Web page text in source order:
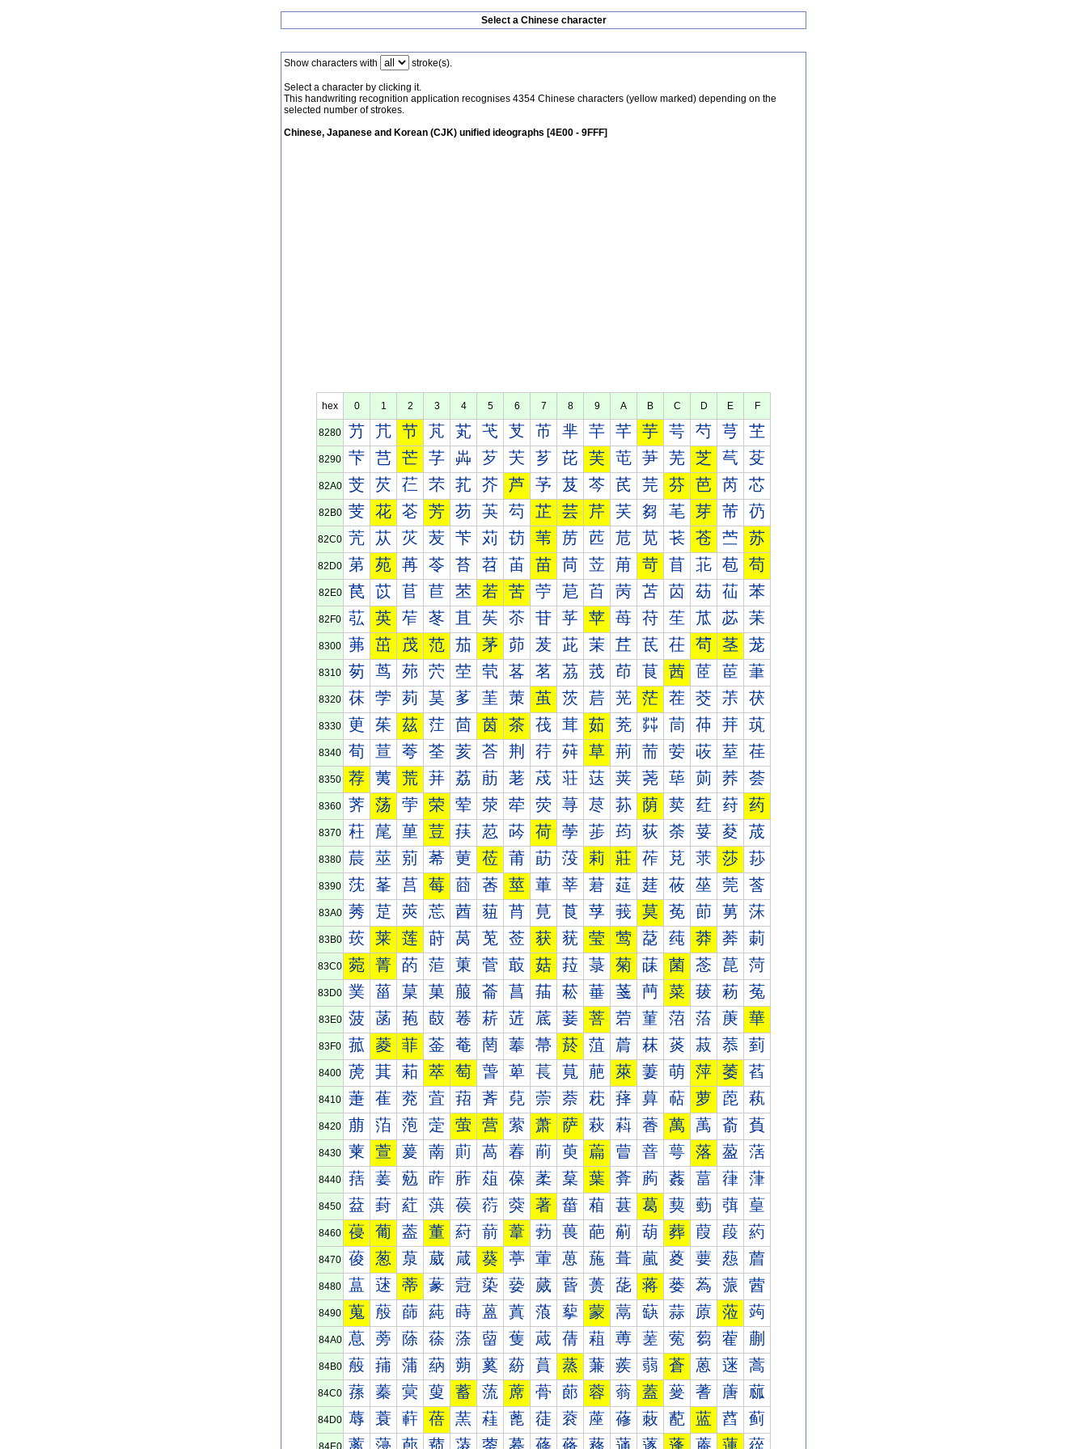
Select a Chinese character
Show characters with stroke(s).
Select a character by clicking it.
This handwriting recognition application recognises 4354 Chinese characters (yellow marked) depending on the
selected number of strokes.
Chinese, Japanese and Korean (CJK) unified ideographs [4E00 - 9FFF]
hex 0 1 2 3 4 5 6 7 8 9 A B C D E F
8280 芀 芁 节 芃 芄 芅 芆 芇 芈 芉 芊 芋 芌 芍 芎 芏
8290 芐 芑 芒 芓 芔 芕 芖 芗 芘 芙 芚 芛 芜 芝 芞 芟
82A0 芠 芡 芢 芣 芤 芥 芦 芧 芨 芩 芪 芫 芬 芭 芮 芯
82B0 芰 花 芲 芳 芴 芵 芶 芷 芸 芹 芺 芻 芼 芽 芾 芿
82C0 苀 苁 苂 苃 苄 苅 苆 苇 苈 苉 苊 苋 苌 苍 苎 苏
82D0 苐 苑 苒 苓 苔 苕 苖 苗 苘 苙 苚 苛 苜 苝 苞 苟
82E0 苠 苡 苢 苣 苤 若 苦 苧 苨 苩 苪 苫 苬 苭 苮 苯
82F0 苰 英 苲 苳 苴 苵 苶 苷 苸 苹 苺 苻 苼 苽 苾 苿
8300 茀 茁 茂 范 茄 茅 茆 茇 茈 茉 茊 茋 茌 茍 茎 茏
8310 茐 茑 茒 茓 茔 茕 茖 茗 茘 茙 茚 茛 茜 茝 茞 茟
8320 茠 茡 茢 茣 茤 茥 茦 茧 茨 茩 茪 茫 茬 茭 茮 茯
8330 茰 茱 茲 茳 茴 茵 茶 茷 茸 茹 茺 茻 茼 茽 茾 茿
8340 荀 荁 荂 荃 荄 荅 荆 荇 荈 草 荊 荋 荌 荍 荎 荏
8350 荐 荑 荒 荓 荔 荕 荖 荗 荘 荙 荚 荛 荜 荝 荞 荟
8360 荠 荡 荢 荣 荤 荥 荦 荧 荨 荩 荪 荫 荬 荭 荮 药
8370 荰 荱 荲 荳 荴 荵 荶 荷 荸 荹 荺 荻 荼 荽 荾 荿
8380 莀 莁 莂 莃 莄 莅 莆 莇 莈 莉 莊 莋 莌 莍 莎 莏
8390 莐 莑 莒 莓 莔 莕 莖 莗 莘 莙 莚 莛 莜 莝 莞 莟
83A0 莠 莡 莢 莣 莤 莥 莦 莧 莨 莩 莪 莫 莬 莭 莮 莯
83B0 莰 莱 莲 莳 莴 莵 莶 获 莸 莹 莺 莻 莼 莽 莾 莿
83C0 菀 菁 菂 菃 菄 菅 菆 菇 菈 菉 菊 菋 菌 菍 菎 菏
83D0 菐 菑 菒 菓 菔 菕 菖 菗 菘 菙 菚 菛 菜 菝 菞 菟
83E0 菠 菡 菢 菣 菤 菥 菦 菧 菨 菩 菪 菫 菬 菭 菮 華
83F0 菰 菱 菲 菳 菴 菵 菶 菷 菸 菹 菺 菻 菼 菽 菾 菿
8400 萀 萁 萂 萃 萄 萅 萆 萇 萈 萉 萊 萋 萌 萍 萎 萏
8410 萐 萑 萒 萓 萔 萕 萖 萗 萘 萙 萚 萛 萜 萝 萞 萟
8420 萠 萡 萢 萣 萤 营 萦 萧 萨 萩 萪 萫 萬 萭 萮 萯
8430 萰 萱 萲 萳 萴 萵 萶 萷 萸 萹 萺 萻 萼 落 萾 萿
8440 葀 葁 葂 葃 葄 葅 葆 葇 葈 葉 葊 葋 葌 葍 葎 葏
8450 葐 葑 葒 葓 葔 葕 葖 著 葘 葙 葚 葛 葜 葝 葞 葟
8460 葠 葡 葢 董 葤 葥 葦 葧 葨 葩 葪 葫 葬 葭 葮 葯
8470 葰 葱 葲 葳 葴 葵 葶 葷 葸 葹 葺 葻 葼 葽 葾 葿
8480 蒀 蒁 蒂 蒃 蒄 蒅 蒆 蒇 蒈 蒉 蒊 蒋 蒌 蒍 蒎 蒏
8490 蒐 蒑 蒒 蒓 蒔 蒕 蒖 蒗 蒘 蒙 蒚 蒛 蒜 蒝 蒞 蒟
84A0 蒠 蒡 蒢 蒣 蒤 蒥 蒦 蒧 蒨 蒩 蒪 蒫 蒬 蒭 蒮 蒯
84B0 蒰 蒱 蒲 蒳 蒴 蒵 蒶 蒷 蒸 蒹 蒺 蒻 蒼 蒽 蒾 蒿
84C0 蓀 蓁 蓂 蓃 蓄 蓅 蓆 蓇 蓈 蓉 蓊 蓋 蓌 蓍 蓎 蓏
84D0 蓐 蓑 蓒 蓓 蓔 蓕 蓖 蓗 蓘 蓙 蓚 蓛 蓜 蓝 蓞 蓟
84E0 蓠 蓡 蓢 蓣 蓤 蓥 蓦 蓧 蓨 蓩 蓪 蓫 蓬 蓭 蓮 蓯